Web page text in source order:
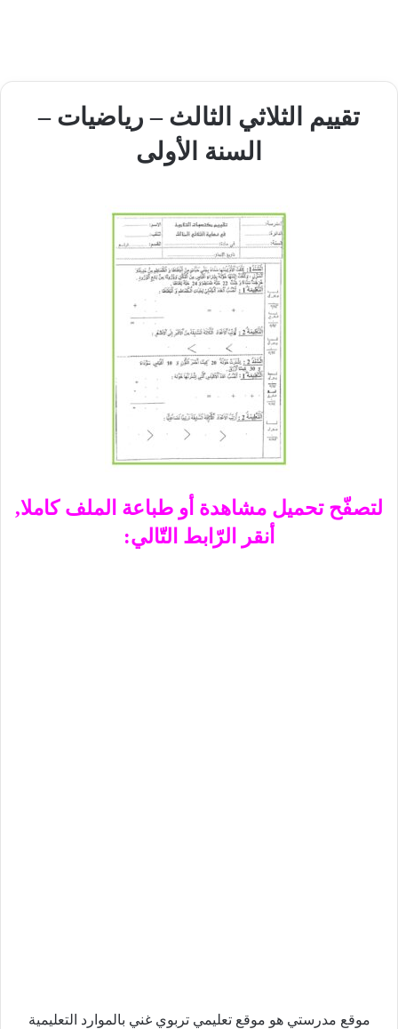
تقييم الثلاثي الثالث – رياضيات –
السنة الأولى
لتصفّح تحميل مشاهدة أو طباعة الملف كاملا,
أنقر الرّابط التّالي:
موقع مدرستي هو موقع تعليمي تربوي غني بالموارد التعليمية